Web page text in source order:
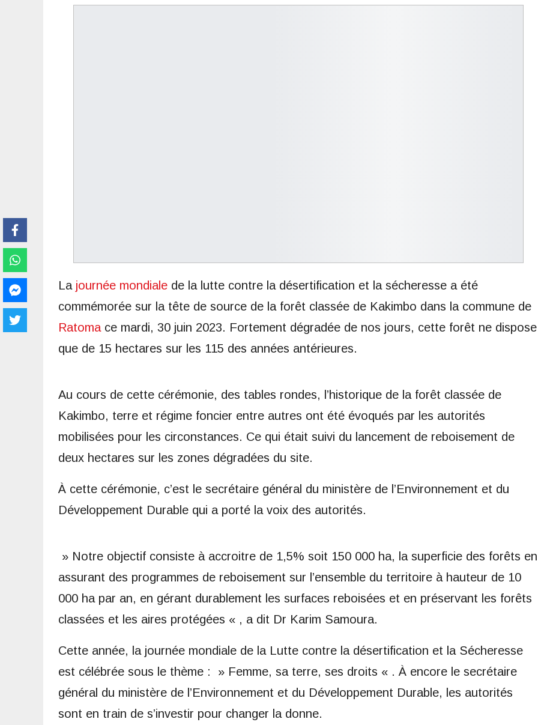
La journée mondiale de la lutte contre la désertification et la sécheresse a été
commémorée sur la tête de source de la forêt classée de Kakimbo dans la commune de
Ratomace mardi, 30 juin 2023. Fortement dégradée de nos jours, cette forêt ne dispose
que de 15 hectares sur les 115 des années antérieures.
Au cours de cette cérémonie, des tables rondes, l’historique de la forêt classée de
Kakimbo, terre et régime foncier entre autres ont été évoqués par les autorités
mobilisées pour les circonstances. Ce qui était suivi du lancement de reboisement de
deux hectares sur les zones dégradées du site.
À cette cérémonie, c’est le secrétaire général du ministère de l’Environnement et du
Développement Durable qui a porté la voix des autorités.
» Notre objectif consiste à accroitre de 1,5% soit 150 000 ha, la superficie des forêts en
assurant des programmes de reboisement sur l’ensemble du territoire à hauteur de 10
000 ha par an, en gérant durablement les surfaces reboisées et en préservant les forêts
classées et les aires protégées « , a dit Dr Karim Samoura.
Cette année, la journée mondiale de la Lutte contre la désertification et la Sécheresse
est célébrée sous le thème : » Femme, sa terre, ses droits « . À encore le secrétaire
général du ministère de l’Environnement et du Développement Durable, les autorités
sont en train de s’investir pour changer la donne.